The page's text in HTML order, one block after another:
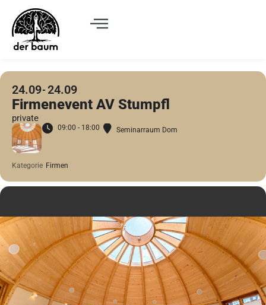
24.09 24.09
Firmenevent AV Stumpfl
private
09:00 - 18:00 Seminarraum Dom
Kategorie Firmen